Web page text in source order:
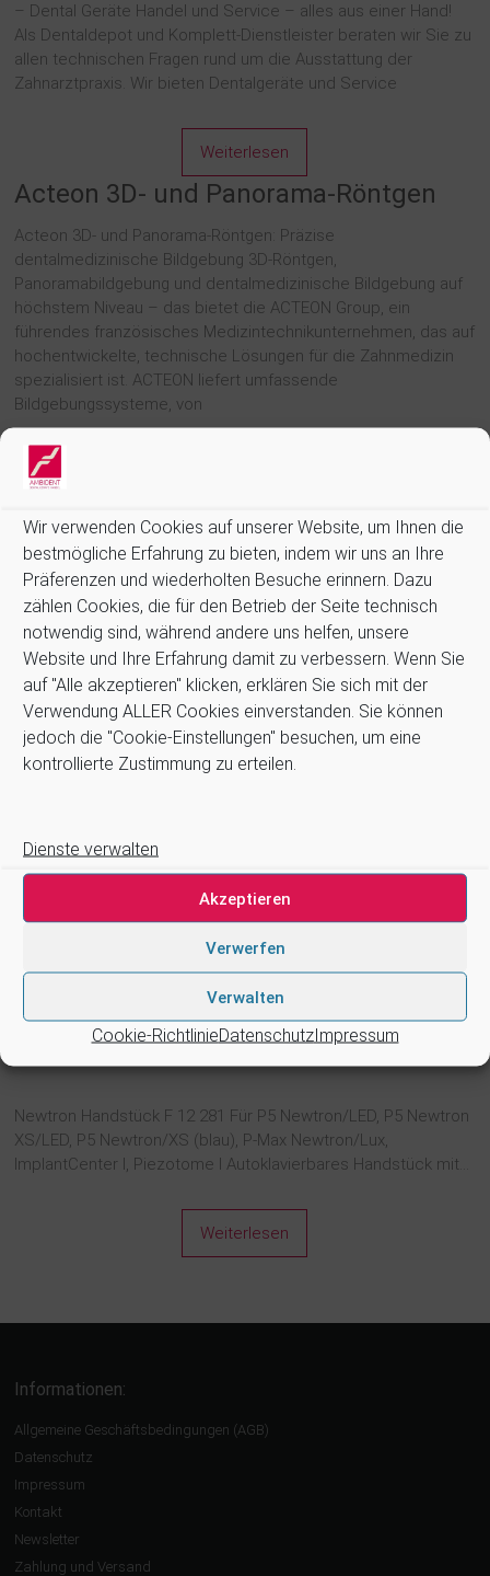
Wir verwenden Cookies auf unserer Website, um Ihnen die
bestmögliche Erfahrung zu bieten, indem wir uns an Ihre
Präferenzen und wiederholten Besuche erinnern. Dazu
zählen Cookies, die für den Betrieb der Seite technisch
notwendig sind, während andere uns helfen, unsere
Website und Ihre Erfahrung damit zu verbessern. Wenn Sie
auf "Alle akzeptieren" klicken, erklären Sie sich mit der
Verwendung ALLER Cookies einverstanden. Sie können
jedoch die "Cookie-Einstellungen" besuchen, um eine
kontrollierte Zustimmung zu erteilen.
Dienste verwalten
Akzeptieren
Verwerfen
Verwalten
Cookie-RichtlinieDatenschutzImpressum
– Dental Geräte Handel und Service – alles aus einer Hand!
Als Dentaldepot und Komplett-Dienstleister beraten wir Sie zu
allen technischen Fragen rund um die Ausstattung der
Zahnarztpraxis. Wir bieten Dentalgeräte und Service
Weiterlesen
Acteon 3D- und Panorama-Röntgen
Acteon 3D- und Panorama-Röntgen: Präzise
dentalmedizinische Bildgebung 3D-Röntgen,
Panoramabildgebung und dentalmedizinische Bildgebung auf
höchstem Niveau – das bietet die ACTEON Group, ein
führendes französisches Medizintechnikunternehmen, das auf
hochentwickelte, technische Lösungen für die Zahnmedizin
spezialisiert ist. ACTEON liefert umfassende
Bildgebungssysteme, von
X-MIND® PRIME 2D-Panorama
X-Mind prime 2D ist das neueste Mitglied der digitalen
Panorama-Bildgebungsproduktlinie von ACTEON. Es kombiniert
hochmoderne Technologie mit Benutzerfreundlichkeit in
einem kompakten Design. Mit X-Mind prime 2D steht Ihnen
Hochtechnologie mit Hilfsmitteln für eine genaue Diagnose zur
Verfügung. X-Mind prime 2D
Weiterlesen
Newtron Handstück F 12 281 Für P5 Newtron/LED, P5 Newtron
XS/LED, P5 Newtron/XS (blau), P-Max Newtron/Lux,
ImplantCenter I, Piezotome I Autoklavierbares Handstück mit…
Weiterlesen
Informationen:
Allgemeine Geschäftsbedingungen (AGB)
Datenschutz
Impressum
Kontakt
Newsletter
Zahlung und Versand